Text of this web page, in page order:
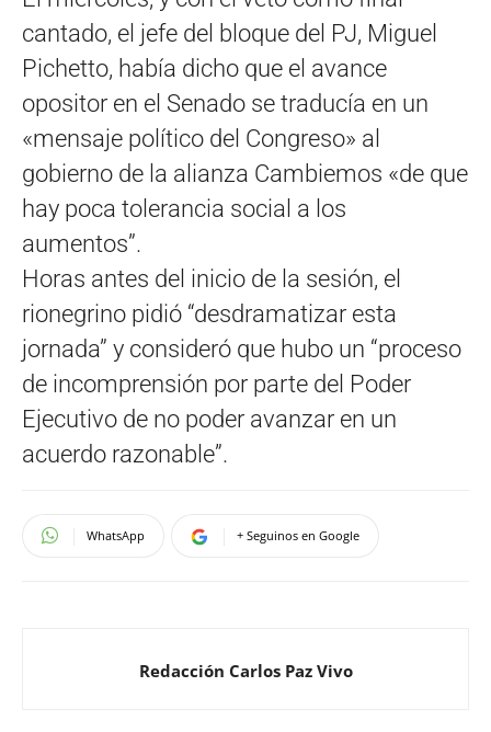
cantado, el jefe del bloque del PJ, Miguel
Pichetto, había dicho que el avance
opositor en el Senado se traducía en un
«mensaje político del Congreso» al
gobierno de la alianza Cambiemos «de que
hay poca tolerancia social a los
aumentos”.
Horas antes del inicio de la sesión, el
rionegrino pidió “desdramatizar esta
jornada” y consideró que hubo un “proceso
de incomprensión por parte del Poder
Ejecutivo de no poder avanzar en un
acuerdo razonable”.
WhatsApp + Seguinos en Google
Redacción Carlos Paz Vivo